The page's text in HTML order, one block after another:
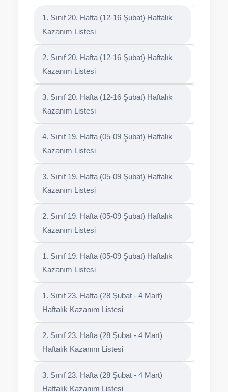
1. Sınıf 20. Hafta (12-16 Şubat) Haftalık
Kazanım Listesi
2. Sınıf 20. Hafta (12-16 Şubat) Haftalık
Kazanım Listesi
3. Sınıf 20. Hafta (12-16 Şubat) Haftalık
Kazanım Listesi
4. Sınıf 19. Hafta (05-09 Şubat) Haftalık
Kazanım Listesi
3. Sınıf 19. Hafta (05-09 Şubat) Haftalık
Kazanım Listesi
2. Sınıf 19. Hafta (05-09 Şubat) Haftalık
Kazanım Listesi
1. Sınıf 19. Hafta (05-09 Şubat) Haftalık
Kazanım Listesi
1. Sınıf 23. Hafta (28 Şubat - 4 Mart)
Haftalık Kazanım Listesi
2. Sınıf 23. Hafta (28 Şubat - 4 Mart)
Haftalık Kazanım Listesi
3. Sınıf 23. Hafta (28 Şubat - 4 Mart)
Haftalık Kazanım Listesi